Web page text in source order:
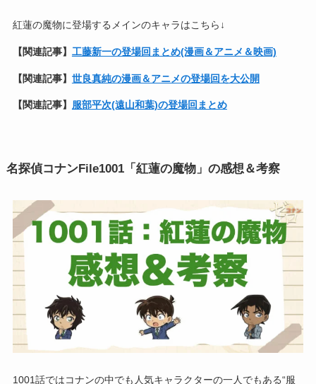
紅蓮の魔物に登場するメインのキャラはこちら↓
【関連記事】 工藤新一の登場回まとめ(漫画＆アニメ＆映画)
【関連記事】 世良真純の漫画＆アニメの登場回を大公開
【関連記事】 服部平次(遠山和葉)の登場回まとめ
名探偵コナンFile1001「紅蓮の魔物」の感想＆考察
1001話ではコナンの中でも人気キャラクターの一人でもある“服